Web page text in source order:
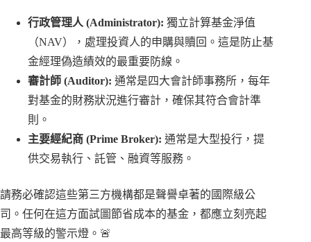
行政管理人 (Administrator): 獨立計算基金淨值
（NAV），處理投資人的申購與贖回。這是防止基
金經理偽造績效的最重要防線。
審計師 (Auditor): 通常是四大會計師事務所，每年
對基金的財務狀況進行審計，確保其符合會計準
則。
主要經紀商 (Prime Broker): 通常是大型投行，提
供交易執行、託管、融資等服務。
請務必確認這些第三方機構都是聲譽卓著的國際級公
司。任何在這方面試圖節省成本的基金，都應立刻亮起
最高等級的警示燈。🚨